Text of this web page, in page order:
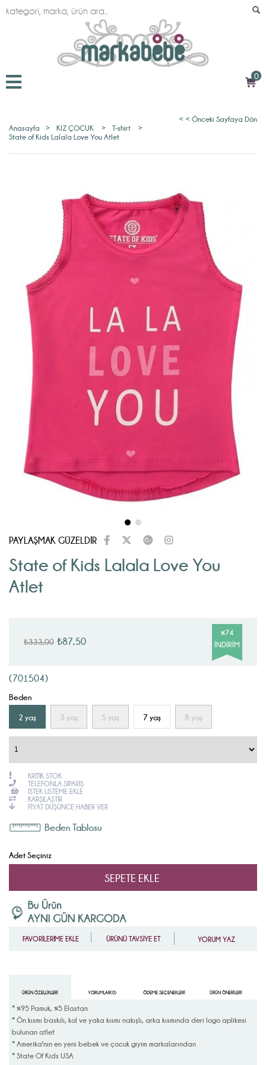
0
< < Önceki Sayfaya Dön
Anasayfa
> KIZ ÇOCUK > T-shirt
>
State of Kids Lalala Love You Atlet
PAYLAŞMAK GÜZELDİR
State of Kids Lalala Love You
Atlet
₺333,00 ₺87,50
%74
İNDIRIM
(701504)
Beden
2 yaş 3 yaş 5 yaş 7 yaş 8 yaş
KRITIK STOK
TELEFONLA SIPARIŞ
İSTEK LISTEME EKLE
KARŞILAŞTIR
FIYAT DÜŞÜNCE HABER VER
Beden Tablosu
Adet Seçiniz
ÜRÜNÜ TAVSİYE ET
FAVORİLERİME EKLE YORUM YAZ
ÜRÜN ÖZELLIKLERI YORUMLAR(0) ÖDEME SEÇENEKLERI ÜRÜN ÖNERILERI
* %95 Pamuk, %5 Elastan
* Ön kısmı baskılı, kol ve yaka kısmı nakışlı, arka kısmında deri logo aplikesi
bulunan atlet
* Amerika'nın en yeni bebek ve çocuk giyim markalarından
* State Of Kids USA